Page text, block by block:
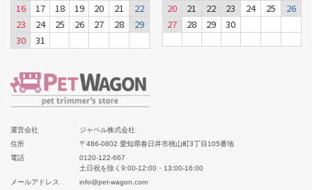
16
17 18 19 20 21
22
23
24 25 26 27 28
29
30
31
20
21 22 23 24 25
26
27
28 29 30
運営会社
ジャペル株式会社
住所
〒486-0802 愛知県春日井市桃山町3丁目105番地
電話
0120-122-667
土日祝を除く9:00-12:00・13:00-16:00
メールアドレス
info@pet-wagon.com